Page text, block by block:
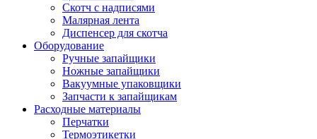
Скотч с надписями
Малярная лента
Диспенсер для скотча
Оборудование
Ручные запайщики
Ножные запайщики
Вакуумные упаковщики
Запчасти к запайщикам
Расходные материалы
Перчатки
Термоэтикетки